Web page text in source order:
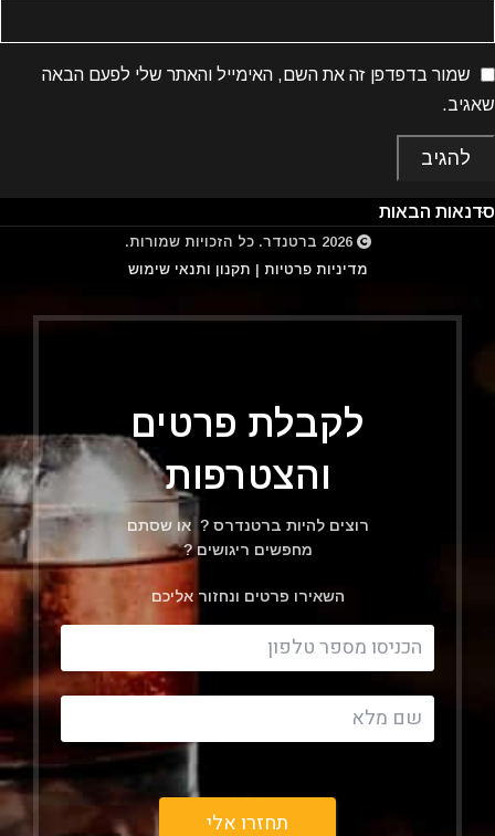
שמור בדפדפן זה את השם, האימייל והאתר שלי לפעם הבאה
שאגיב.
סדנאות הבאות
2026 ברטנדר. כל הזכויות שמורות.
מדיניות פרטיות | תקנון ותנאי שימוש
לקבלת פרטים
והצטרפות
רוצים להיות ברטנדרס ? או שסתם
מחפשים ריגושים ?
השאירו פרטים ונחזור אליכם
תחזרו אלי